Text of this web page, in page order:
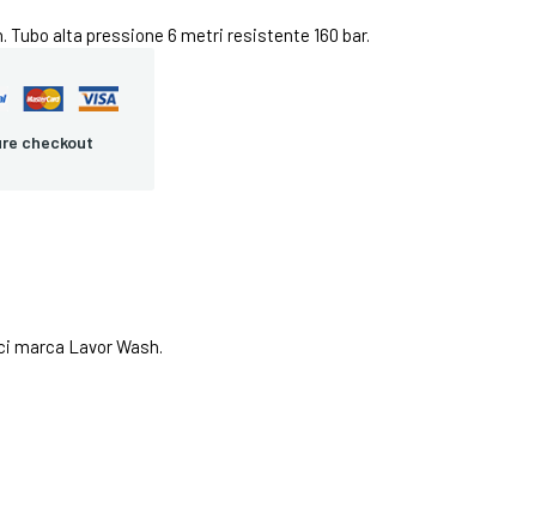
Tubo alta pressione 6 metri resistente 160 bar.
checkout
marca Lavor Wash.